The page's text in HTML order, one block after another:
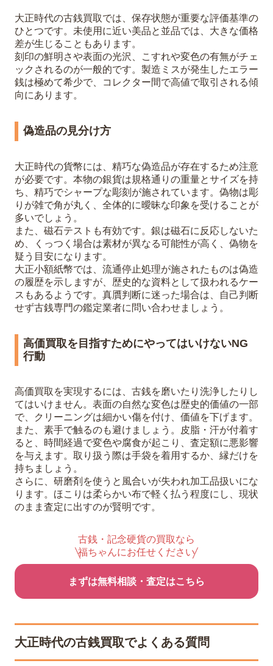
大正時代の古銭買取では、保存状態が重要な評価基準の
ひとつです。未使用に近い美品と並品では、大きな価格
差が生じることもあります。
刻印の鮮明さや表面の光沢、こすれや変色の有無がチェ
ックされるのが一般的です。製造ミスが発生したエラー
銭は極めて希少で、コレクター間で高値で取引される傾
向にあります。
偽造品の見分け方
大正時代の貨幣には、精巧な偽造品が存在するため注意
が必要です。本物の銀貨は規格通りの重量とサイズを持
ち、精巧でシャープな彫刻が施されています。偽物は彫
りが雑で角が丸く、全体的に曖昧な印象を受けることが
多いでしょう。
また、磁石テストも有効です。銀は磁石に反応しないた
め、くっつく場合は素材が異なる可能性が高く、偽物を
疑う目安になります。
大正小額紙幣では、流通停止処理が施されたものは偽造
の履歴を示しますが、歴史的な資料として扱われるケー
スもあるようです。真贋判断に迷った場合は、自己判断
せず古銭専門の鑑定業者に問い合わせましょう。
高価買取を目指すためにやってはいけないNG
行動
高価買取を実現するには、古銭を磨いたり洗浄したりし
てはいけません。表面の自然な変色は歴史的価値の一部
で、クリーニングは細かい傷を付け、価値を下げます。
また、素手で触るのも避けましょう。皮脂・汗が付着す
ると、時間経過で変色や腐食が起こり、査定額に悪影響
を与えます。取り扱う際は手袋を着用するか、縁だけを
持ちましょう。
さらに、研磨剤を使うと風合いが失われ加工品扱いにな
ります。ほこりは柔らかい布で軽く払う程度にし、現状
のまま査定に出すのが賢明です。
古銭・記念硬貨の買取なら
福ちゃんにお任せください
まずは無料相談・査定はこちら
大正時代の古銭買取でよくある質問